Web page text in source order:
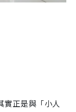
實正是與「小人